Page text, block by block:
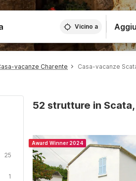
Vicino a
vacanze Charente Casa-vacanze
25
1
52 strutture in
Award Winner 2024